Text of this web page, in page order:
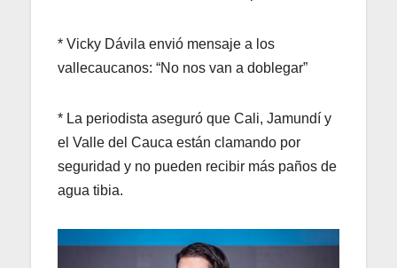
* Vicky Dávila envió mensaje a los
vallecaucanos: “No nos van a doblegar”
* La periodista aseguró que Cali, Jamundí y
el Valle del Cauca están clamando por
seguridad y no pueden recibir más paños de
agua tibia.